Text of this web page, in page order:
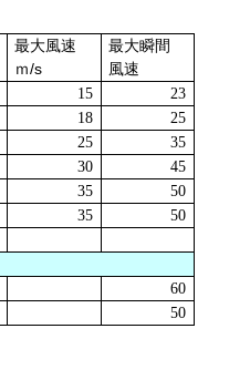
最大風速
ｍ/s
最大瞬間
風速
15
23
18
25
25
35
30
45
35
50
35
50
60
50